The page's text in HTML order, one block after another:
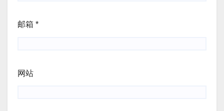
邮箱 *
网站